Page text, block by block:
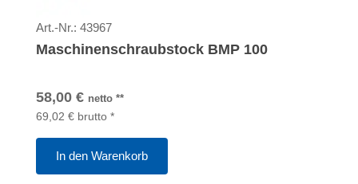
Art.-Nr.: 43967
Maschinenschraubstock BMP 100
58,00 € netto **
69,02 € brutto *
In den Warenkorb